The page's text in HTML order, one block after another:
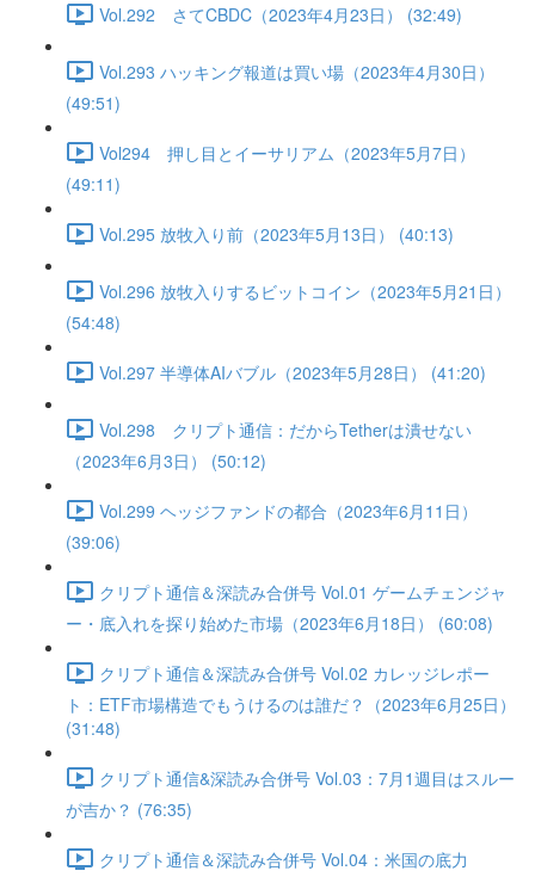
Vol.292 さてCBDC（2023年4月23日） (32:49)
Vol.293 ハッキング報道は買い場（2023年4月30日）
(49:51)
Vol294 押し目とイーサリアム（2023年5月7日）
(49:11)
Vol.295 放牧入り前（2023年5月13日） (40:13)
Vol.296 放牧入りするビットコイン（2023年5月21日）
(54:48)
Vol.297 半導体AIバブル（2023年5月28日） (41:20)
Vol.298 クリプト通信：だからTetherは潰せない
（2023年6月3日） (50:12)
Vol.299 ヘッジファンドの都合（2023年6月11日）
(39:06)
クリプト通信＆深読み合併号 Vol.01 ゲームチェンジャ
ー・底入れを探り始めた市場（2023年6月18日） (60:08)
クリプト通信＆深読み合併号 Vol.02 カレッジレポー
ト：ETF市場構造でもうけるのは誰だ？（2023年6月25日）
(31:48)
クリプト通信&深読み合併号 Vol.03：7月1週目はスルー
が吉か？ (76:35)
クリプト通信＆深読み合併号 Vol.04：米国の底力